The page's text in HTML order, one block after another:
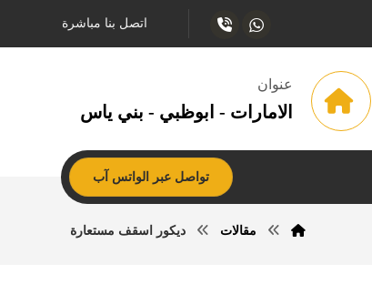
اتصل بنا مباشرة
عنوان
الامارات - ابوظبي - بني ياس
تواصل عبر الواتس آب
مقالات ديكور اسقف مستعارة